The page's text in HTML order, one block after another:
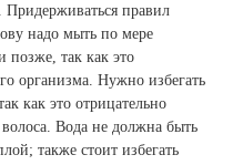
Придерживаться правил
надо мыть по мере
позже, так как это
организма. Нужно избегать
как это отрицательно
волоса. Вода не должна быть
также стоит избегать